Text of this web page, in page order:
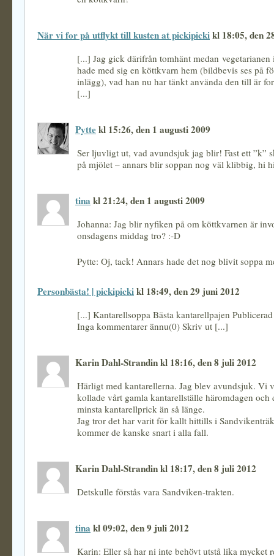
När vi for på utflykt till kusten at pickipickikl 18:05, den
[...] Jag gick därifrån tomhänt medan
hade med sig en köttkvarn hem (bildbevis ses på
inlägg), vad han nu har tänkt använda den till är
[...]
Pyttekl 15:26, den 1 augusti 2009
Ser ljuvligt ut, vad avundsjuk jag blir! Fast ett ”k”
på mjölet – annars blir soppan nog väl klibbig, hi
tina kl 21:24, den 1 augusti 2009
Johanna: Jag blir nyfiken på om köttkvarnen är
onsdagens middag tro? :-D
Pytte: Oj, tack! Annars hade det nog blivit soppa
Personbästa! | pickipickikl 18:49, den 29 juni 2012
[...] Kantarellsoppa Bästa kantarellpajen
Inga kommentarer ännu(0) Skriv ut [...]
Karin Dahl-Strandin kl 18:16, den 8 juli 2012
Härligt med kantarellerna. Jag blev avundsjuk. Vi
kollade vårt gamla kantarellställe häromdagen och
minsta kantarellprick än så länge.
Jag tror det har varit för kallt hittills i
kommer de kanske snart i alla fall.
Karin Dahl-Strandin kl 18:17, den 8 juli 2012
Detskulle förstås vara Sandviken-trakten.
tina kl 09:02, den 9 juli 2012
Karin: Eller så har ni inte behövt utstå lika mycket